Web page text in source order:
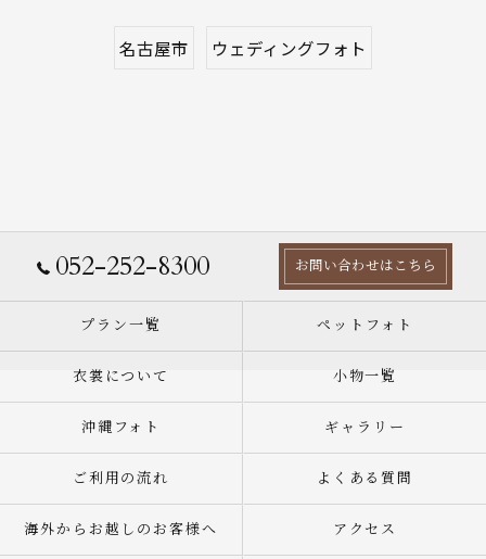
名古屋市 ウェディングフォト
052-252-8300 お問い合わせはこちら
プラン一覧 ペットフォト
衣裳について 小物一覧
沖縄フォト ギャラリー
ご利用の流れ よくある質問
海外からお越しのお客様へ アクセス